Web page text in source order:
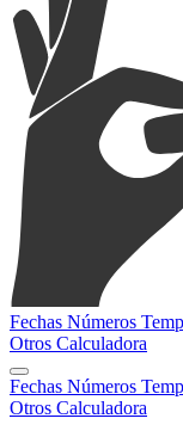
Fechas Números
Otros Calculadora
Fechas Números
Otros Calculadora